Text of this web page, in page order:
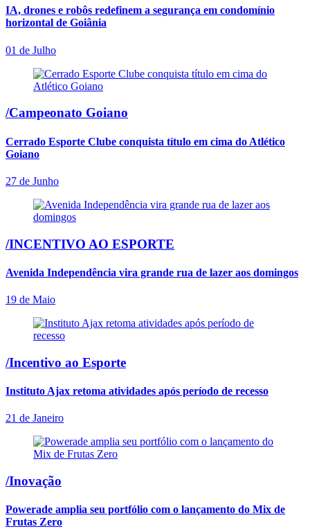
IA, drones e robôs redefinem a segurança em condomínio
horizontal de Goiânia
01 de Julho
/Campeonato Goiano
Cerrado Esporte Clube conquista título em cima do Atlético
Goiano
27 de Junho
/INCENTIVO AO ESPORTE
Avenida Independência vira grande rua de lazer aos domingos
19 de Maio
/Incentivo ao Esporte
Instituto Ajax retoma atividades após período de recesso
21 de Janeiro
/Inovação
Powerade amplia seu portfólio com o lançamento do Mix de
Frutas Zero